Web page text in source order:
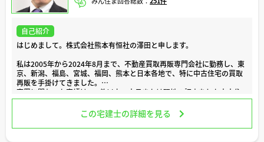
自己紹介
はじめまして。株式会社熊本有恒社の澤田と申します。
私は2005年から2024年8月まで、不動産買取再販専門会社に勤務し、東
京、新潟、福島、宮城、福岡、熊本と日本各地で、特に中古住宅の買取
再販を手掛けてきました。
売買に関わった実績は600件以上、内見または現地の調査をした中古住
宅の件数は6,000件以上に及びます。
住宅診断士（ホームインスペクター）の知識を活かし、買取前の住宅の
状況を細かく調査し、再販リフォーム企画に反映させていくという業務
をしておりましたので、中古住宅（旧耐震物件も含む）に精通しており
この宅建士の詳細を見る